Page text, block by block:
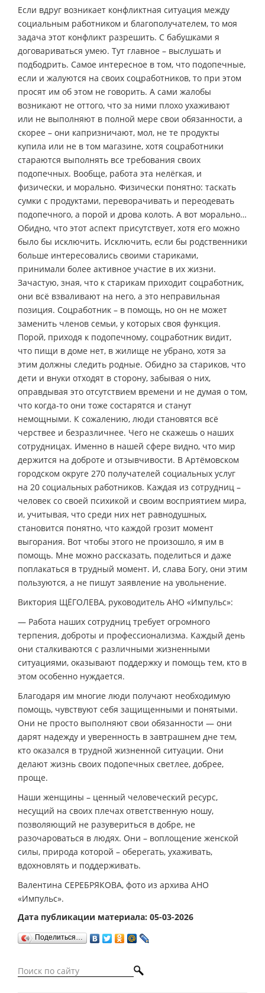
Если вдруг возникает конфликтная ситуация между
социальным работником и благополучателем, то моя
задача этот конфликт разрешить. С бабушками я
договариваться умею. Тут главное – выслушать и
подбодрить. Самое интересное в том, что подопечные,
если и жалуются на своих соцработников, то при этом
просят им об этом не говорить. А сами жалобы
возникают не оттого, что за ними плохо ухаживают
или не выполняют в полной мере свои обязанности, а
скорее – они капризничают, мол, не те продукты
купила или не в том магазине, хотя соцработники
стараются выполнять все требования своих
подопечных. Вообще, работа эта нелёгкая, и
физически, и морально. Физически понятно: таскать
сумки с продуктами, переворачивать и переодевать
подопечного, а порой и дрова колоть. А вот морально…
Обидно, что этот аспект присутствует, хотя его можно
было бы исключить. Исключить, если бы родственники
больше интересовались своими стариками,
принимали более активное участие в их жизни.
Зачастую, зная, что к старикам приходит соцработник,
они всё взваливают на него, а это неправильная
позиция. Соцработник – в помощь, но он не может
заменить членов семьи, у которых своя функция.
Порой, приходя к подопечному, соцработник видит,
что пищи в доме нет, в жилище не убрано, хотя за
этим должны следить родные. Обидно за стариков, что
дети и внуки отходят в сторону, забывая о них,
оправдывая это отсутствием времени и не думая о том,
что когда-то они тоже состарятся и станут
немощными. К сожалению, люди становятся всё
черствее и безразличнее. Чего не скажешь о наших
сотрудницах. Именно в нашей сфере видно, что мир
держится на доброте и отзывчивости. В Артёмовском
городском округе 270 получателей социальных услуг
на 20 социальных работников. Каждая из сотрудниц –
человек со своей психикой и своим восприятием мира,
и, учитывая, что среди них нет равнодушных,
становится понятно, что каждой грозит момент
выгорания. Вот чтобы этого не произошло, я им в
помощь. Мне можно рассказать, поделиться и даже
поплакаться в трудный момент. И, слава Богу, они этим
пользуются, а не пишут заявление на увольнение.
Виктория ЩЁГОЛЕВА, руководитель АНО «Импульс»:
— Работа наших сотрудниц требует огромного
терпения, доброты и профессионализма. Каждый день
они сталкиваются с различными жизненными
ситуациями, оказывают поддержку и помощь тем, кто в
этом особенно нуждается.
Благодаря им многие люди получают необходимую
помощь, чувствуют себя защищенными и понятыми.
Они не просто выполняют свои обязанности — они
дарят надежду и уверенность в завтрашнем дне тем,
кто оказался в трудной жизненной ситуации. Они
делают жизнь своих подопечных светлее, добрее,
проще.
Наши женщины – ценный человеческий ресурс,
несущий на своих плечах ответственную ношу,
позволяющий не разувериться в добре, не
разочароваться в людях. Они – воплощение женской
силы, природа которой – оберегать, ухаживать,
вдохновлять и поддерживать.
Валентина СЕРЕБРЯКОВА, фото из архива АНО
«Импульс».
Дата публикации материала: 05-03-2026
Поделиться…